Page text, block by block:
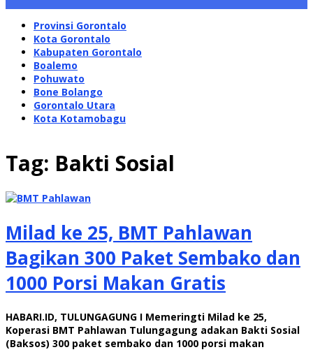
Provinsi Gorontalo
Kota Gorontalo
Kabupaten Gorontalo
Boalemo
Pohuwato
Bone Bolango
Gorontalo Utara
Kota Kotamobagu
Tag: Bakti Sosial
Milad ke 25, BMT Pahlawan
Bagikan 300 Paket Sembako dan
1000 Porsi Makan Gratis
HABARI.ID, TULUNGAGUNG I Memeringti Milad ke 25,
Koperasi BMT Pahlawan Tulungagung adakan Bakti Sosial
(Baksos) 300 paket sembako dan 1000 porsi makan